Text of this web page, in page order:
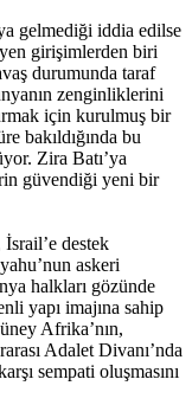
gelmediği iddia edilse
girişimlerden biri
durumunda taraf
zenginliklerini
için kurulmuş bir
bakıldığında bu
Zira Batı’ya
güvendiği yeni bir
destek
askeri
halkları gözünde
yapı imajına sahip
Afrika’nın,
Adalet Divanı’nda
sempati oluşmasını